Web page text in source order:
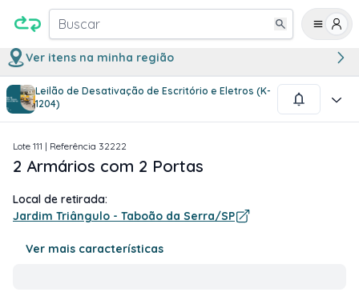
Buscar
Ver itens na minha região
Leilão de Desativação de Escritório e Eletros (K-
1204)
1/1
Lote 111 | Referência 32222
2 Armários com 2 Portas
Local de retirada:
Jardim Triângulo - Taboão da Serra/SP
Ver mais características